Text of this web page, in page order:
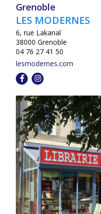
Grenoble
LES MODERNES
6, rue Lakanal
38000 Grenoble
04 76 27 41 50
lesmodernes.com